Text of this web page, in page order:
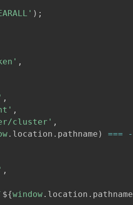
) ;
,
,
,
cluster' ,
. location . pathname ) === -
,
${window. location . pathname